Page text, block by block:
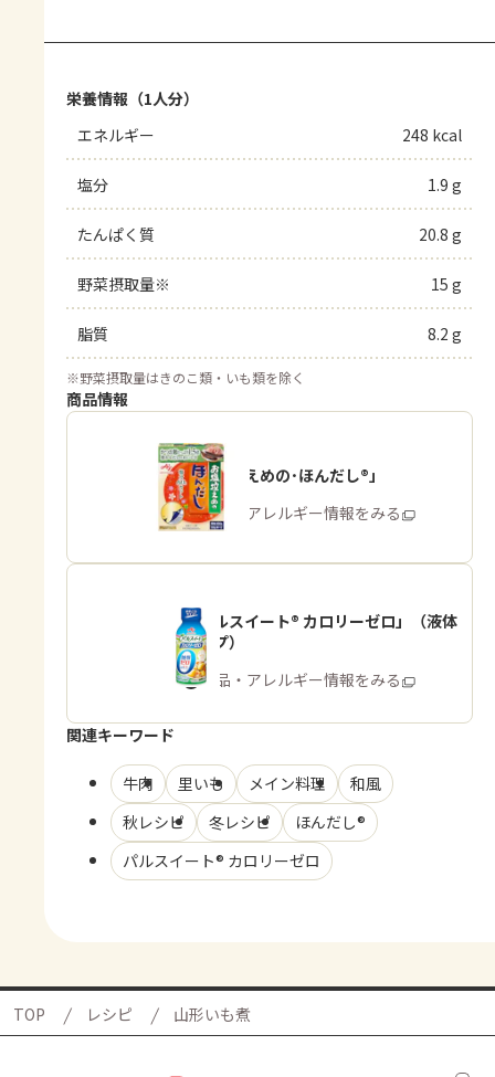
栄養情報（1人分）
エネルギー
248 kcal
塩分 1.9 g
たんぱく質 20.8 g
野菜摂取量※ 15 g
脂質 8.2 g
※野菜摂取量はきのこ類・いも類を除く
商品情報
「お塩控えめの･ほんだし®」
商品・アレルギー情報をみる
「パルスイート® カロリーゼロ」（液体
タイプ）
商品・アレルギー情報をみる
関連キーワード
牛肉 里いも メイン料理
和風
秋レシピ
冬レシピ
ほんだし®
パルスイート® カロリーゼロ
TOP レシピ 山形いも煮